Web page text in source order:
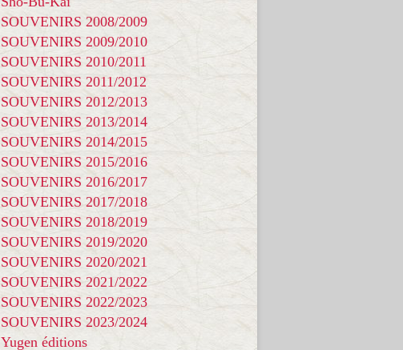
SOUVENIRS 2008/2009
SOUVENIRS 2009/2010
SOUVENIRS 2010/2011
SOUVENIRS 2011/2012
SOUVENIRS 2012/2013
SOUVENIRS 2013/2014
SOUVENIRS 2014/2015
SOUVENIRS 2015/2016
SOUVENIRS 2016/2017
SOUVENIRS 2017/2018
SOUVENIRS 2018/2019
SOUVENIRS 2019/2020
SOUVENIRS 2020/2021
SOUVENIRS 2021/2022
SOUVENIRS 2022/2023
SOUVENIRS 2023/2024
Yugen éditions